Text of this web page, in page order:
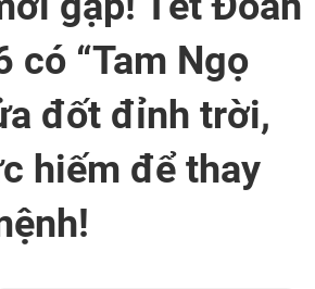
có “Tam Ngọ
đốt đỉnh trời,
hiếm để thay